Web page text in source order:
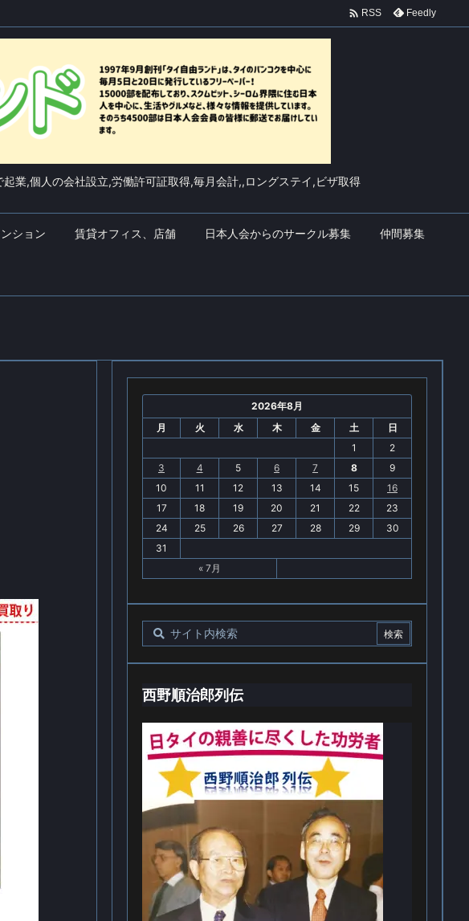
業,個人の会社設立,労働許可証取得,毎月会計,,ロングステイ,ビザ取得
ション 賃貸オフィス、店舗 日本人会からのサークル募集 仲間募集
 RSS Feedly
2026年8月
月
火 水 木 金 土
日
1
2
3
4 5 6 7 8
9
10
11 12 13 14 15
16
17
18 19 20 21 22
23
24
25 26 27 28 29
30
31
« 7月
西野順治郎列伝